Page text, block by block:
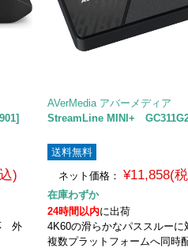
)
外
AVerMedia アバーメディア
StreamLine MINI+
送料無料
ネット価格：
¥11,858(
在庫わずか
24時間以内に出荷
4K60の滑らかなパススルー
複数プラットフォームへ同時